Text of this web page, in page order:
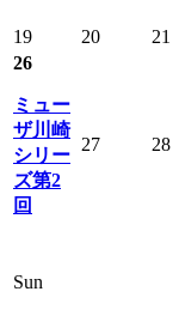
19 20 21
26
ミュー
ザ川崎
シリー
ズ第2
回
27 28
Sun